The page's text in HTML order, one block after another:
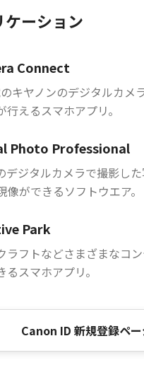
ケーション
Connect
キヤノンのデジタルカメ
行えるスマホアプリ。
Photo Professional
デジタルカメラで撮影し
像ができるソフトウエア。
Park
ラフトなどさまざまなコ
るスマホアプリ。
Canon ID 新規登録ペ